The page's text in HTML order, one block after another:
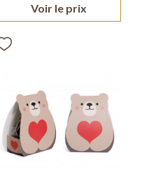
Voir le prix